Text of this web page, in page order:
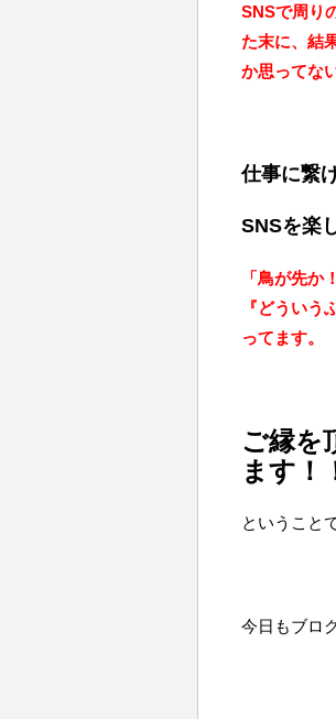
SNSで周り
た末に、結
か思ってな
仕事に繋
SNSを楽
「鳥が先か
『どうい
ってます。
ご縁を
ます！
ということ
今日もブロ